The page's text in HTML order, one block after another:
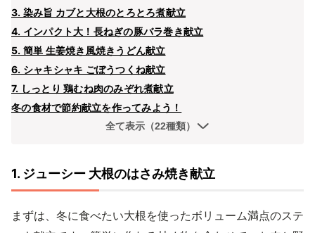
3. 染み旨 カブと大根のとろとろ煮献立
4. インパクト大！長ねぎの豚バラ巻き献立
5. 簡単 生姜焼き風焼きうどん献立
6. シャキシャキ ごぼうつくね献立
7. しっとり 鶏むね肉のみぞれ煮献立
冬の食材で節約献立を作ってみよう！
全て表示（22種類）
1. ジューシー 大根のはさみ焼き献立
まずは、冬に食べたい大根を使ったボリューム満点のステ